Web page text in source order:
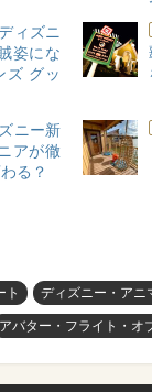
ィズニ
姿にな
ズ グッ
ニー新
アが徹
る？
ト ディズニー・アニ
アバター・フライト・オ